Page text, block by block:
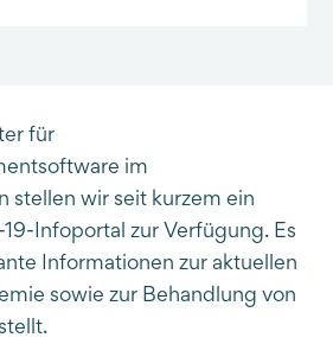
für
im
stellen wir seit kurzem ein
Infoportal zur Verfügung. Es
Informationen zur aktuellen
sowie zur Behandlung von